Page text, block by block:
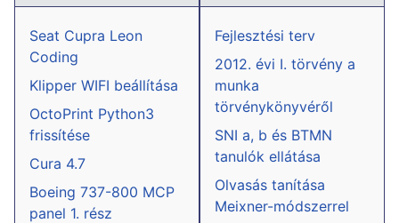
Seat Cupra Leon
Coding
Klipper WIFI beállítása
OctoPrint Python3
frissítése
Cura 4.7
Boeing 737-800 MCP
panel 1. rész
Fejlesztési terv
2012. évi I. törvény a
munka
törvénykönyvéről
SNI a, b és BTMN
tanulók ellátása
Olvasás tanítása
Meixner-módszerrel